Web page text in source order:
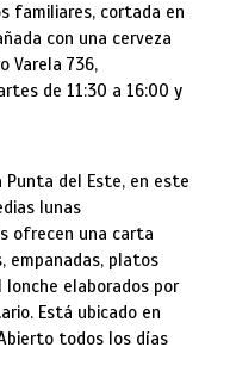
familiares, cortada en
con una cerveza
Varela 736,
de 11:30 a 16:00 y
Punta del Este, en este
lunas
ofrecen una carta
empanadas, platos
elaborados por
Está ubicado en
todos los días